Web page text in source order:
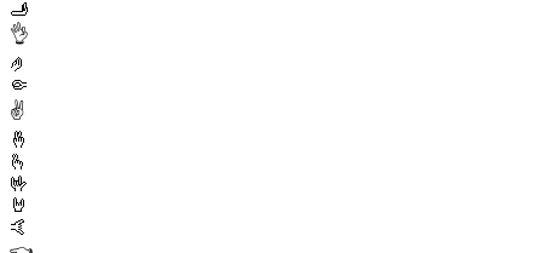
🫸
👌
🤌
🤏
✌️
🤞
🫰
🤟
🤘
🤙